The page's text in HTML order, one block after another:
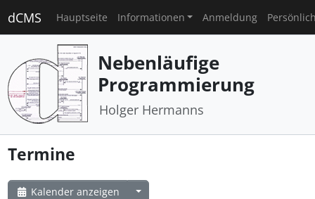
dCMS Hauptseite Informationen Anmeldung
Nebenläufige
Programmierung
Holger Hermanns
Termine
Kalender anzeigen